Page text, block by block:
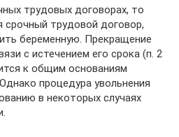
трудовых договорах, то
срочный трудовой договор,
беременную. Прекращение
с истечением его срока (п. 2
к общим основаниям
процедура увольнения
в некоторых случаях